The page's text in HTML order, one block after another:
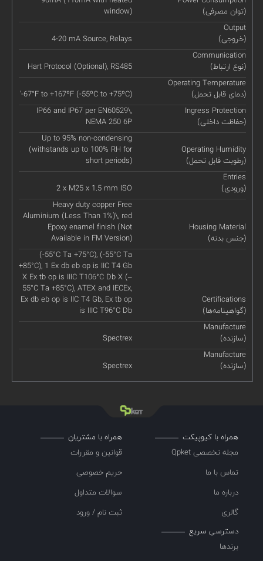
(توان مصرفی)
window)
Output
(خروجی)
4-20 mA Source, Relays
Communication
(نوع ارتباط)
Hart Protocol (Optional), RS485
Operating Temperature
(دمای قابل تحمل)
'-67°F to +167ºF (-55ºC to +75ºC)
Ingress Protection
(حفاظت داخلی)
IP66 and IP67 per EN60529\,
NEMA 250 6P
Operating Humidity
(رطوبت قابل تحمل)
Up to 95% non-condensing
(withstands up to 100% RH for
short periods)
Entries
(ورودی)
2 x M25 x 1.5 mm ISO
Housing Material
(جنس بدنه)
Heavy duty copper Free
Aluminium (Less Than 1%)\, red
Epoxy enamel finish (Not
Available in FM Version)
Certifications
(گواهینامه‌ها)
(-55°C Ta +75°C), (-55°C Ta
+85°C), 1 Ex db eb op is IIC T4 Gb
X Ex tb op is IIIC T106°C Db X (–
55°C Ta +85°C), ATEX and IECEx,
Ex db eb op is IIC T4 Gb, Ex tb op
is IIIC T96°C Db
Manufacture
(سازنده)
Spectrex
Manufacture
(سازنده)
Spectrex
همراه با کیوپیکت
مجله تخصصی Qpket
تماس با ما
درباره ما
گالری
همراه با مشتریان
قوانین و مقررات
حریم خصوصی
سوالات متداول
ثبت نام / ورود
دسترسی سریع
برندها